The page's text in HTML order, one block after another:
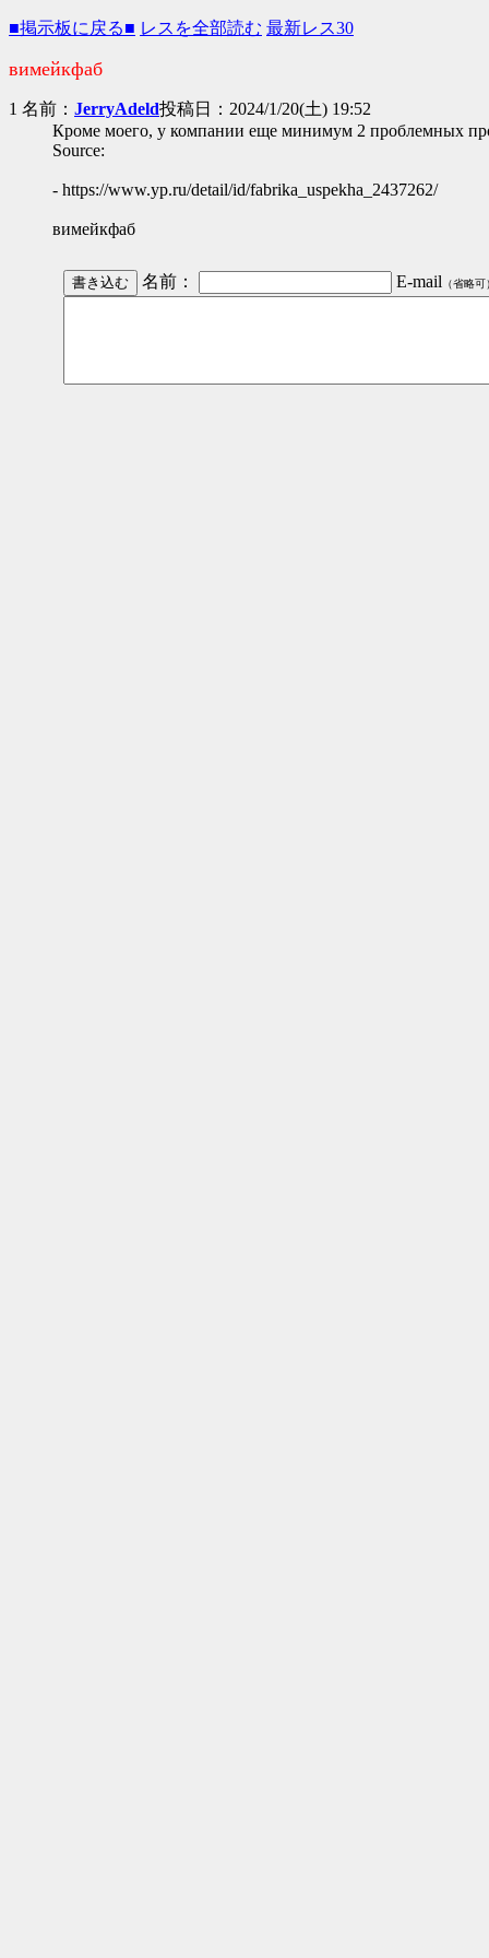
■掲示板に戻る■ レスを全部読む 最新レス30
вимейкфаб
1 名前： JerryAdeld投稿日：2024/1/20(土) 19:52
Кроме моего, у компании еще минимум 2 проблемных
Source:
- https://www.yp.ru/detail/id/fabrika_uspekha_2437262/
вимейкфаб
名前： E-mail （省略可